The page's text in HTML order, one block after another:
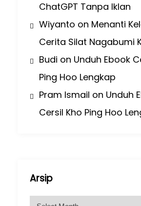
ChatGPT Tanpa Iklan
Wiyanto on Menanti
Cerita Silat Nagabumi
Budi on Unduh Ebook
Ping Hoo Lengkap
Pram Ismail on Unduh
Cersil Kho Ping Hoo
Arsip